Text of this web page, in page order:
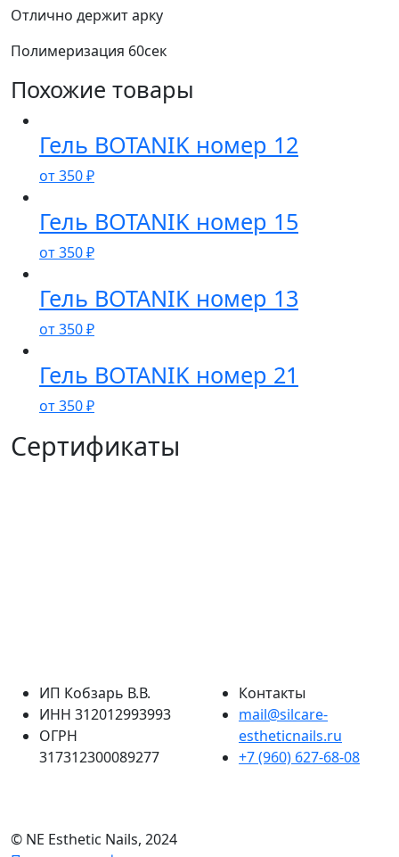
Отлично держит арку
Полимеризация 60сек
Похожие товары
Гель BOTANIK номер 12
от350₽
Гель BOTANIK номер 15
от350₽
Гель BOTANIK номер 13
от350₽
Гель BOTANIK номер 21
от350₽
Сертификаты
ИП Кобзарь В.В.
ИНН 312012993993
ОГРН
317312300089277
Контакты
mail@silcare-
estheticnails.ru
+7 (960) 627-68-08
© NE Esthetic Nails, 2024